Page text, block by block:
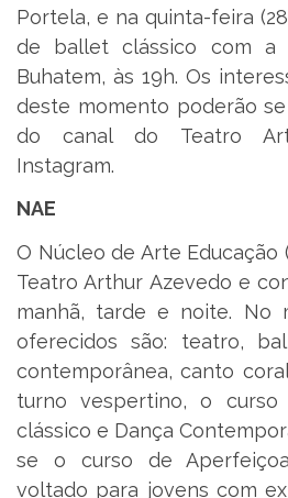
Portela, e na quinta-feira
de ballet clássico com a
Buhatem, às 19h. Os
deste momento poderão
do canal do Teatro
Instagram.
NAE
O Núcleo de Arte Educação
Teatro Arthur Azevedo e
manhã, tarde e noite. No
oferecidos são: teatro,
contemporânea, canto
turno vespertino, o
clássico e Dança
se o curso de
voltado para jovens com